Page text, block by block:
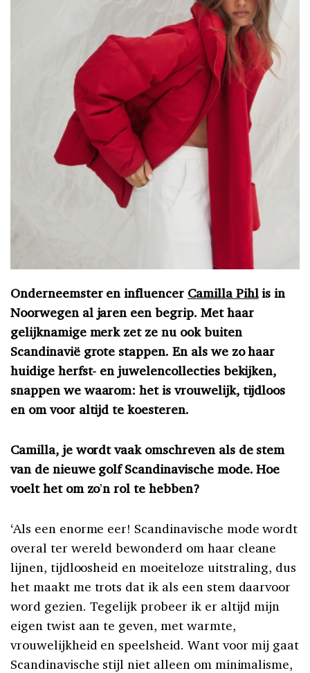
Onderneemster en influencer Camilla Pihlis in
Noorwegen al jaren een begrip. Met haar
gelijknamige merk zet ze nu ook buiten
Scandinavië grote stappen. En als we zo haar
huidige herfst- en juwelencollecties bekijken,
snappen we waarom: het is vrouwelijk, tijdloos
en om voor altijd te koesteren.
Camilla, je wordt vaak omschreven als de stem
van de nieuwe golf Scandinavische mode. Hoe
voelt het om zo’n rol te hebben?
‘Als een enorme eer! Scandinavische mode wordt
overal ter wereld bewonderd om haar cleane
lijnen, tijdloosheid en moeiteloze uitstraling, dus
het maakt me trots dat ik als een stem daarvoor
word gezien. Tegelijk probeer ik er altijd mijn
eigen twist aan te geven, met warmte,
vrouwelijkheid en speelsheid. Want voor mij gaat
Scandinavische stijl niet alleen om minimalisme,